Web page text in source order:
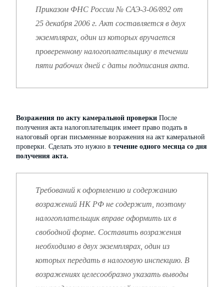
Приказом ФНС России № САЭ-3-06/892 от
25 декабря 2006 г. Акт составляется в двух
экземплярах, один из которых вручается
проверенному налогоплательщику в течении
пяти рабочих дней с даты подписания акта.
Возражения по акту камеральной проверки После
получения акта налогоплательщик имеет право подать в
налоговый орган письменные возражения на акт камеральной
проверки. Сделать это нужно в течение одного месяца со дня
получения акта.
Требований к оформлению и содержанию
возражений НК РФ не содержит, поэтому
налогоплательщик вправе оформить их в
свободной форме. Составить возражения
необходимо в двух экземплярах, один из
которых передать в налоговую инспекцию. В
возражениях целесообразно указать выводы